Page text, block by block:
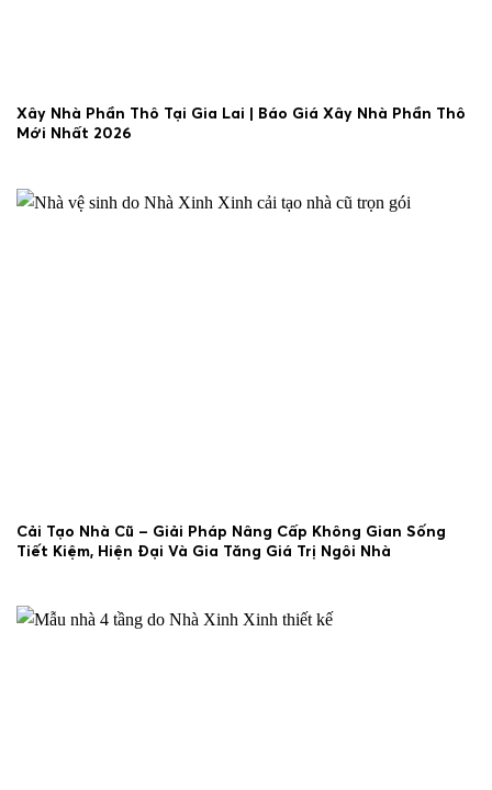
Xây Nhà Phần Thô Tại Gia Lai | Báo Giá Xây Nhà Phần Thô
Mới Nhất 2026
Cải Tạo Nhà Cũ – Giải Pháp Nâng Cấp Không Gian Sống
Tiết Kiệm, Hiện Đại Và Gia Tăng Giá Trị Ngôi Nhà